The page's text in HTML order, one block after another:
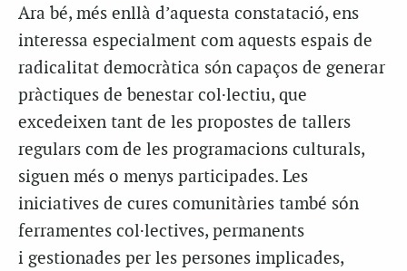
Ara bé, més enllà d’aquesta constatació, ens
interessa especialment com aquests espais de
radicalitat democràtica són capaços de generar
pràctiques de benestar col·lectiu, que
excedeixen tant de les propostes de tallers
regulars com de les programacions culturals,
siguen més o menys participades. Les
iniciatives de cures comunitàries també són
ferramentes col·lectives, permanents
i gestionades per les persones implicades,